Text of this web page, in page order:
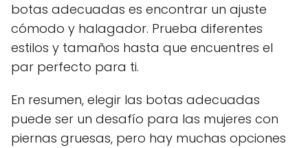
botas adecuadas es encontrar un ajuste
cómodo y halagador. Prueba diferentes
estilos y tamaños hasta que encuentres el
par perfecto para ti.
En resumen, elegir las botas adecuadas
puede ser un desafío para las mujeres con
piernas gruesas, pero hay muchas opciones